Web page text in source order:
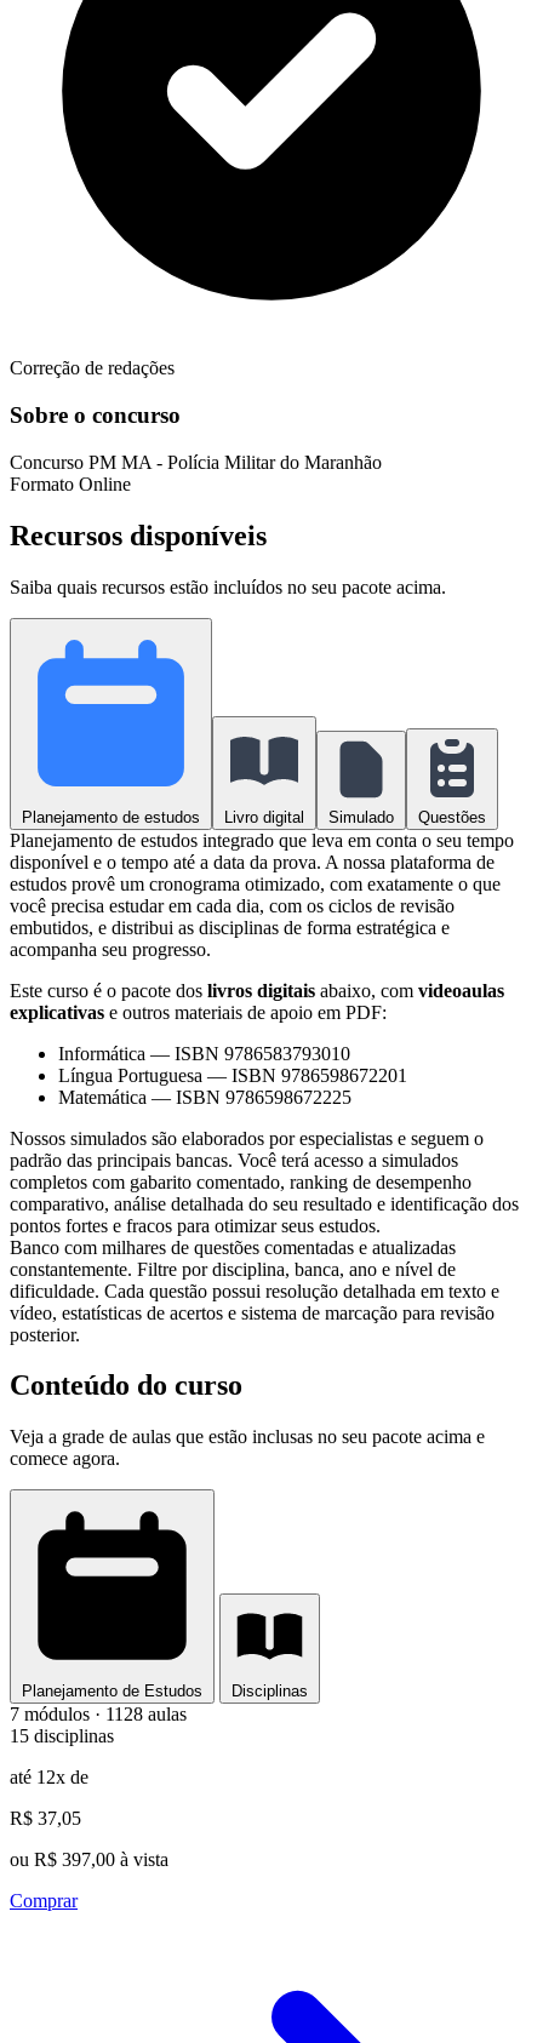
Correção de redações
Sobre o concurso
Concurso PM MA - Polícia Militar do Maranhão
Formato Online
Recursos disponíveis
Saiba quais recursos estão incluídos no seu pacote acima.
Planejamento de estudos Livro digital Simulado Questões
Planejamento de estudos integrado que leva em conta o seu tempo
disponível e o tempo até a data da prova. A nossa plataforma de
estudos provê um cronograma otimizado, com exatamente o que
você precisa estudar em cada dia, com os ciclos de revisão
embutidos, e distribui as disciplinas de forma estratégica e
acompanha seu progresso.
Este curso é o pacote dos livros digitais abaixo, com videoaulas
explicativas e outros materiais de apoio em PDF:
Informática — ISBN 9786583793010
Língua Portuguesa — ISBN 9786598672201
Matemática — ISBN 9786598672225
Nossos simulados são elaborados por especialistas e seguem o
padrão das principais bancas. Você terá acesso a simulados
completos com gabarito comentado, ranking de desempenho
comparativo, análise detalhada do seu resultado e identificação dos
pontos fortes e fracos para otimizar seus estudos.
Banco com milhares de questões comentadas e atualizadas
constantemente. Filtre por disciplina, banca, ano e nível de
dificuldade. Cada questão possui resolução detalhada em texto e
vídeo, estatísticas de acertos e sistema de marcação para revisão
posterior.
Conteúdo do curso
Veja a grade de aulas que estão inclusas no seu pacote acima e
comece agora.
Planejamento de Estudos Disciplinas
7 módulos · 1128 aulas
15 disciplinas
até 12x de
R$ 37,05
ou R$ 397,00 à vista
Comprar